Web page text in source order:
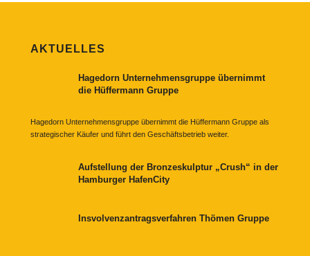
AKTUELLES
Hagedorn Unternehmensgruppe übernimmt
die Hüffermann Gruppe
Hagedorn Unternehmensgruppe übernimmt die Hüffermann Gruppe als
strategischer Käufer und führt den Geschäftsbetrieb weiter.
Aufstellung der Bronzeskulptur „Crush“ in der
Hamburger HafenCity
Insvolvenzantragsverfahren Thömen Gruppe